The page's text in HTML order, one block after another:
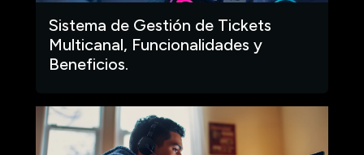
Sistema de Gestión de Tickets
Multicanal, Funcionalidades y
Beneficios.